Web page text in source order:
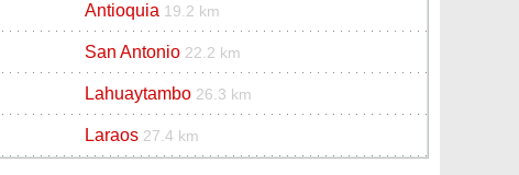
Antioquia 19.2 km
San Antonio 22.2 km
Lahuaytambo 26.3 km
Laraos 27.4 km